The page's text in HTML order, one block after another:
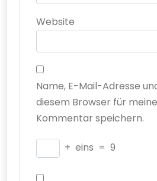
Website
Name, E-Mail-Adresse
diesem Browser für
Kommentar speichern.
+ eins = 9